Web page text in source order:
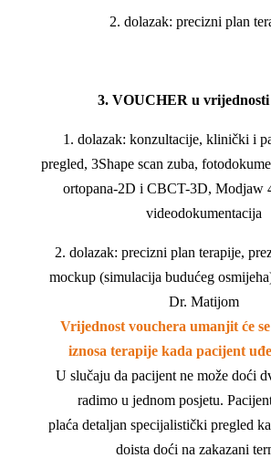
2. dolazak: precizni plan
3. VOUCHER u vrijednosti
1. dolazak: konzultacije, klinički i
pregled, 3Shape scan zuba,
ortopana-2D i CBCT-3D, Modjaw
videodokumentacija
2. dolazak: precizni plan terapije,
mockup (simulacija budućeg
Dr. Matijom
Vrijednost vouchera umanjit će
iznosa terapije kada pacijent
U slučaju da pacijent ne može doći
radimo u jednom posjetu.
plaća detaljan specijalistički pregled
doista doći na zakazani